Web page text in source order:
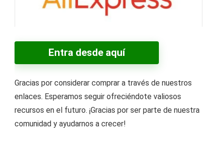
Entra desde aquí
Gracias por considerar comprar a través de nuestros
enlaces. Esperamos seguir ofreciéndote valiosos
recursos en el futuro. ¡Gracias por ser parte de nuestra
comunidad y ayudarnos a crecer!